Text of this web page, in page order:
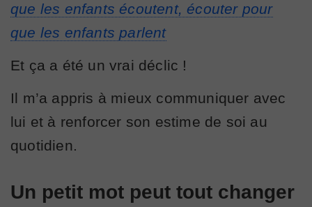
que les enfants écoutent, écouter pour
que les enfants parlent
Et ça a été un vrai déclic !
Il m’a appris à mieux communiquer avec
lui et à renforcer son estime de soi au
quotidien.
Un petit mot peut tout changer